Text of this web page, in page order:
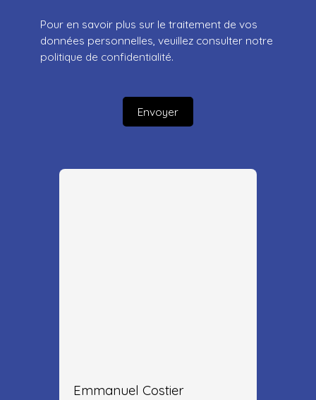
Pour en savoir plus sur le traitement de vos
données personnelles, veuillez consulter notre
politique de confidentialité.
Envoyer
Emmanuel Costier